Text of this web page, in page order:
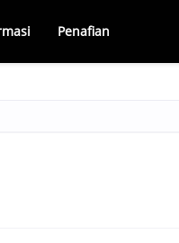
Penafian